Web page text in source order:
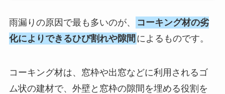
雨漏りの原因で最も多いのが、
コーキング材の劣
化によりできるひび割れや隙間 によるものです。
コーキング材は、窓枠や出窓などに利用されるゴ
ム状の建材で、外壁と窓枠の隙間を埋める役割を